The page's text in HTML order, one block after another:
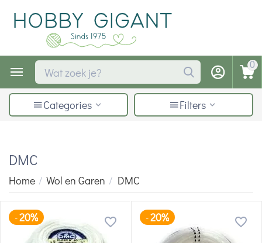
0
Categories Filters
DMC
Home / Wol en Garen / DMC
-20% -20%